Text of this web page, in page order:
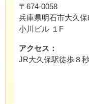
〒674-0058
兵庫県明石市大久
小川ビル １F
アクセス：
JR大久保駅徒歩８秒